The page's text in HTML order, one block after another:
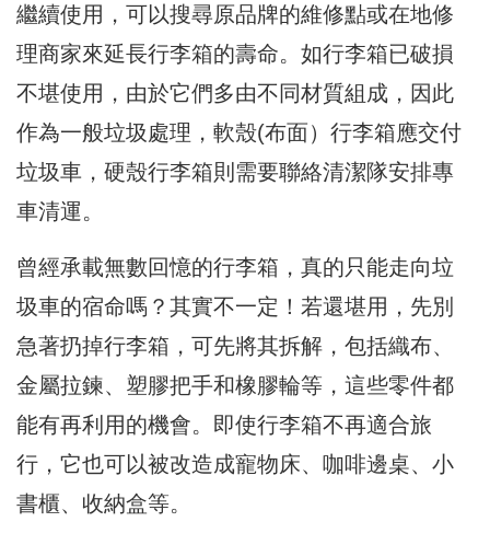
繼續使用，可以搜尋原品牌的維修點或在地修
理商家來延長行李箱的壽命。如行李箱已破損
不堪使用，由於它們多由不同材質組成，因此
作為一般垃圾處理，軟殼(布面）行李箱應交付
垃圾車，硬殼行李箱則需要聯絡清潔隊安排專
車清運。
曾經承載無數回憶的行李箱，真的只能走向垃
圾車的宿命嗎？其實不一定！若還堪用，先別
急著扔掉行李箱，可先將其拆解，包括織布、
金屬拉鍊、塑膠把手和橡膠輪等，這些零件都
能有再利用的機會。即使行李箱不再適合旅
行，它也可以被改造成寵物床、咖啡邊桌、小
書櫃、收納盒等。